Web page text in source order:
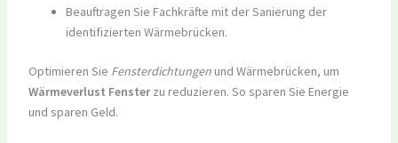
Beauftragen Sie Fachkräfte mit der Sanierung der
identifizierten Wärmebrücken.
Optimieren Sie Fensterdichtungenund Wärmebrücken, um
Wärmeverlust Fensterzu reduzieren. So sparen Sie Energie
und sparen Geld.